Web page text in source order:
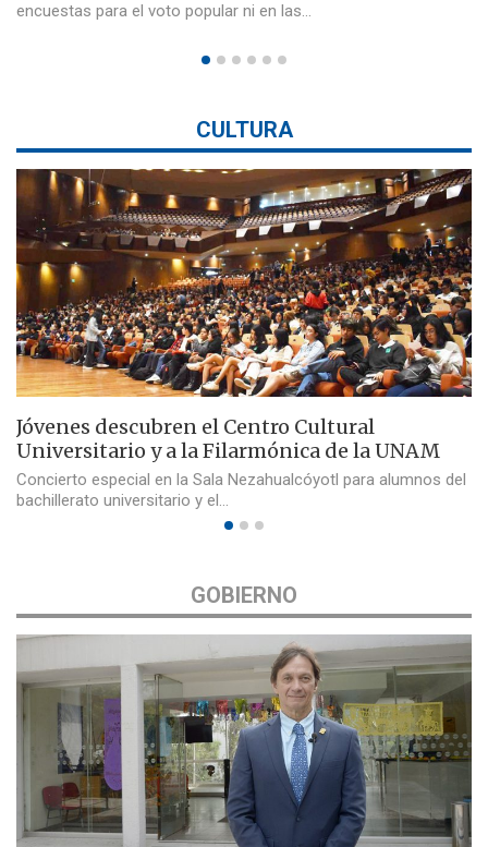
encuestas para el voto popular ni en las…
CULTURA
Jóvenes descubren el Centro Cultural
Universitario y a la Filarmónica de la UNAM
Concierto especial en la Sala Nezahualcóyotl para alumnos del
bachillerato universitario y el…
GOBIERNO